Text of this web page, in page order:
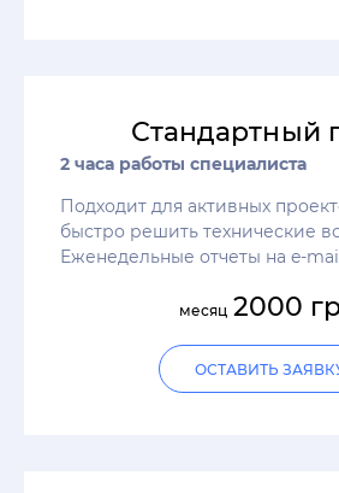
Стандартный
2 часа работы специалиста
Подходит для активных
быстро решить технические
Еженедельные отчеты на e-
месяц 2000
ОСТАВИТЬ